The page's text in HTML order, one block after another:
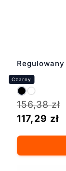
156,38zł
117,29 zł